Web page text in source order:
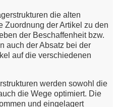
die alten
Zuordnung der Artikel zu den
der Beschaffenheit bzw.
auch der Absatz bei der
auf die verschiedenen
werden sowohl die
die Wege optimiert. Die
und eingelagert